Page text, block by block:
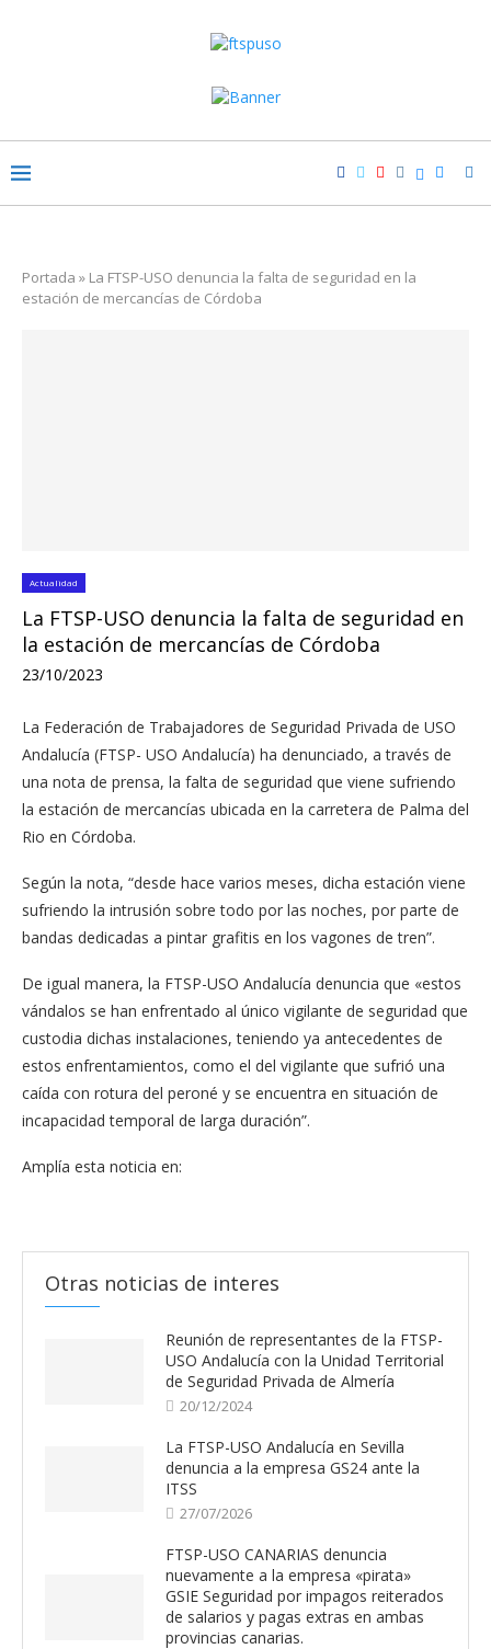
Portada » La FTSP-USO denuncia la falta de seguridad en la
estación de mercancías de Córdoba
Actualidad
La FTSP-USO denuncia la falta de seguridad en
la estación de mercancías de Córdoba
23/10/2023
La Federación de Trabajadores de Seguridad Privada de USO
Andalucía (FTSP- USO Andalucía) ha denunciado, a través de
una nota de prensa, la falta de seguridad que viene sufriendo
la estación de mercancías ubicada en la carretera de Palma del
Rio en Córdoba.
Según la nota, “desde hace varios meses, dicha estación viene
sufriendo la intrusión sobre todo por las noches, por parte de
bandas dedicadas a pintar grafitis en los vagones de tren”.
De igual manera, la FTSP-USO Andalucía denuncia que «estos
vándalos se han enfrentado al único vigilante de seguridad que
custodia dichas instalaciones, teniendo ya antecedentes de
estos enfrentamientos, como el del vigilante que sufrió una
caída con rotura del peroné y se encuentra en situación de
incapacidad temporal de larga duración”.
Amplía esta noticia en:
Otras noticias de interes
Reunión de representantes de la FTSP-
USO Andalucía con la Unidad Territorial
de Seguridad Privada de Almería
20/12/2024
La FTSP-USO Andalucía en Sevilla
denuncia a la empresa GS24 ante la
ITSS
27/07/2026
FTSP-USO CANARIAS denuncia
nuevamente a la empresa «pirata»
GSIE Seguridad por impagos reiterados
de salarios y pagas extras en ambas
provincias canarias.